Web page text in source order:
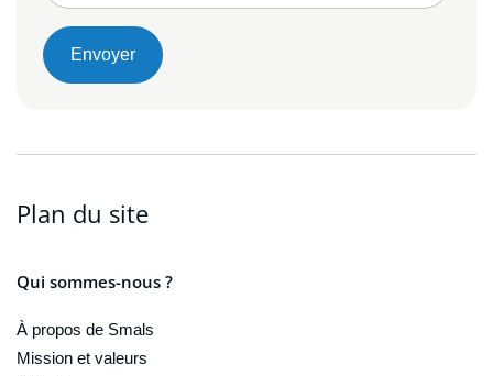
Envoyer
Plan du site
Qui sommes-nous ?
À propos de Smals
Mission et valeurs